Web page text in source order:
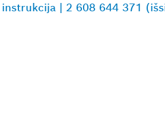
| 2 608 644 371